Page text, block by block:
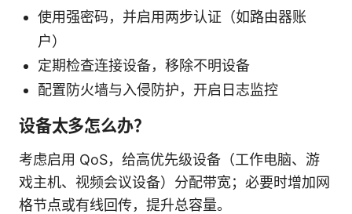
使用强密码，并启用两步认证（如路由器账
户）
定期检查连接设备，移除不明设备
配置防火墙与入侵防护，开启日志监控
设备太多怎么办？
考虑启用 QoS，给高优先级设备（工作电脑、游
戏主机、视频会议设备）分配带宽；必要时增加网
格节点或有线回传，提升总容量。